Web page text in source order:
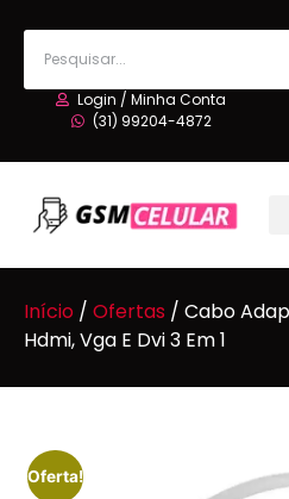
Login / Minha Conta
(31) 99204-4872
Início / Ofertas / Cabo
Hdmi, Vga E Dvi 3 Em 1
Oferta!